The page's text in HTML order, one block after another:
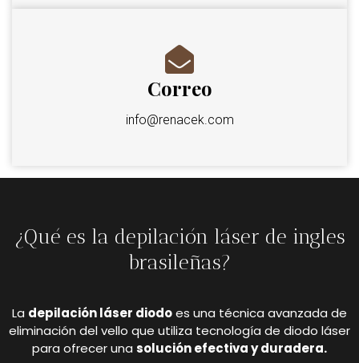
Correo
info@renacek.com
¿Qué es la depilación láser de ingles
brasileñas?
La depilación láser diodoes una técnica avanzada de
eliminación del vello que utiliza tecnología de diodo láser
para ofrecer una solución efectiva y duradera.